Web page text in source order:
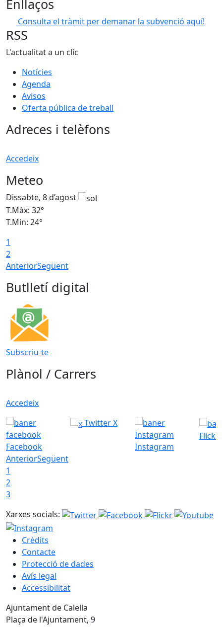
Enllaços
Consulta el tràmit per demanar la subvenció aquí!
RSS
L'actualitat a un clic
Notícies
Agenda
Avisos
Oferta pública de treball
Adreces i telèfons
Accedeix
Meteo
Dissabte, 8 d’agost
T.Màx: 32°
T.Min: 24°
1
2
AnteriorSegüent
Butlletí digital
Subscriu-te
Plànol / Carrers
Accedeix
Facebook
Twitter X
Instagram
Flickr
AnteriorSegüent
1
2
3
Xarxes socials:
Crèdits
Contacte
Protecció de dades
Avís legal
Accessibilitat
Ajuntament de Calella
Plaça de l'Ajuntament, 9